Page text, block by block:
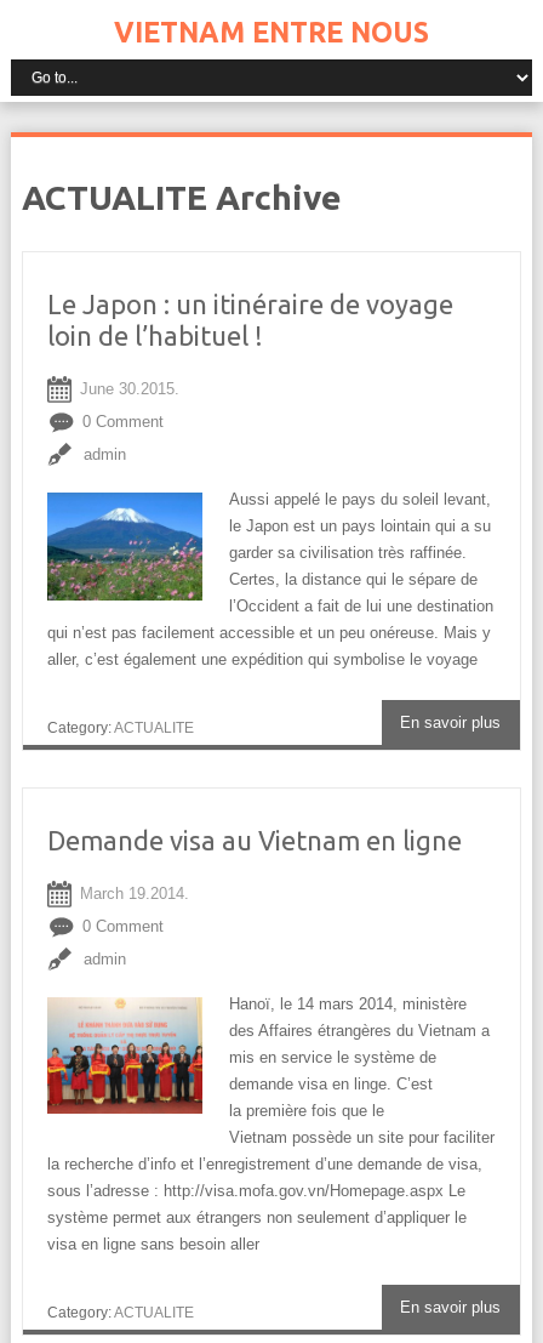
VIETNAM ENTRE NOUS
ACTUALITE Archive
Le Japon : un itinéraire de voyage
loin de l’habituel !
June 30.2015.
0 Comment
admin
Aussi appelé le pays du soleil levant,
le Japon est un pays lointain qui a su
garder sa civilisation très raffinée.
Certes, la distance qui le sépare de
l’Occident a fait de lui une destination
qui n’est pas facilement accessible et un peu onéreuse. Mais y
aller, c’est également une expédition qui symbolise le voyage
Category:ACTUALITE En savoir plus
Demande visa au Vietnam en ligne
March 19.2014.
0 Comment
admin
Hanoï, le 14 mars 2014, ministère
des Affaires étrangères du Vietnam a
mis en service le système de
demande visa en linge. C’est
la première fois que le
Vietnam possède un site pour faciliter
la recherche d’info et l’enregistrement d’une demande de visa,
sous l’adresse : http://visa.mofa.gov.vn/Homepage.aspx Le
système permet aux étrangers non seulement d’appliquer le
visa en ligne sans besoin aller
Category:ACTUALITE En savoir plus